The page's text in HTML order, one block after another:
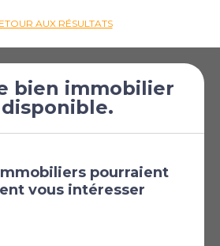
AUX RÉSULTATS
Cliquez ici pour
les plans d'étages
[£226 343]
bien immobilier
pourraient
vous intéresser